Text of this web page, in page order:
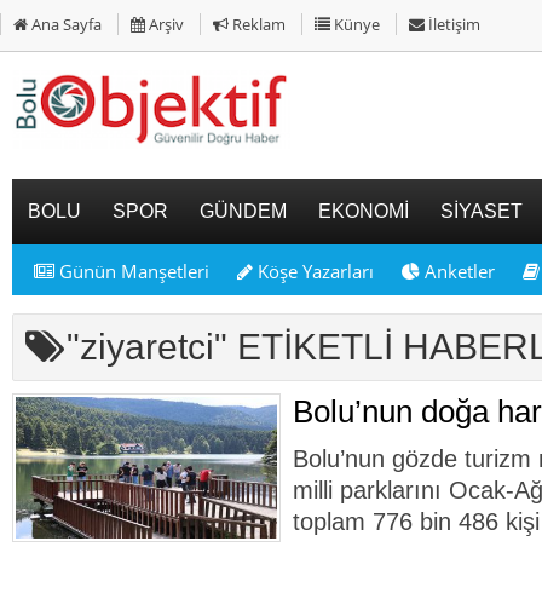
Ana Sayfa Arşiv Reklam Künye İletişim
BOLU SPOR GÜNDEM EKONOMİ SİYASET
Günün Manşetleri Köşe Yazarları Anketler
"ziyaretci" ETİKETLİ
Bolu’nun doğa
Bolu’nun gözde
milli parklarını Ocak-
toplam 776 bin 486